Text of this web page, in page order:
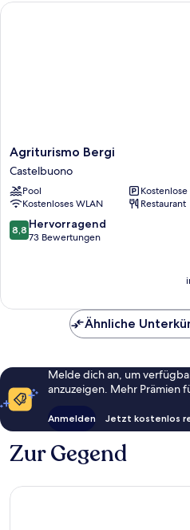
Agriturismo
Bergi
Castelbuono
Agriturismo Bergi
Castelbuono
Pool
Kostenloses WLAN
Restaurant
8.8
von
8,8 Hervorragend
73 Bewertungen
Agriturismo Bergi
Ähnliche
Melde dich an, um
anzuzeigen. Mehr Prämien
Anmelden Jetzt kostenlos
Zur Gegend